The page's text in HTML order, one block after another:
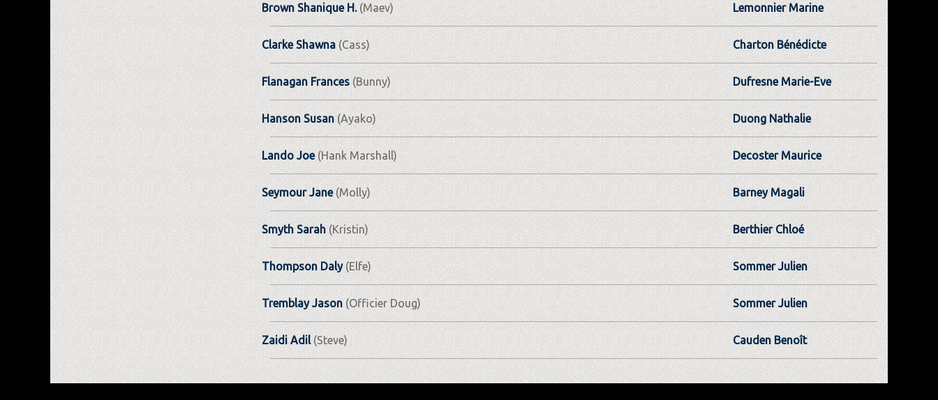
Brown Shanique H.(Maev) Lemonnier Marine
Clarke Shawna (Cass) Charton Bénédicte
Flanagan Frances (Bunny) Dufresne Marie-Eve
Hanson Susan(Ayako) Duong Nathalie
Lando Joe(Hank Marshall) Decoster Maurice
Seymour Jane(Molly) Barney Magali
Smyth Sarah (Kristin) Berthier Chloé
Thompson Daly(Elfe) Sommer Julien
Tremblay Jason(Officier Doug) Sommer Julien
Zaidi Adil(Steve) Cauden Benoît